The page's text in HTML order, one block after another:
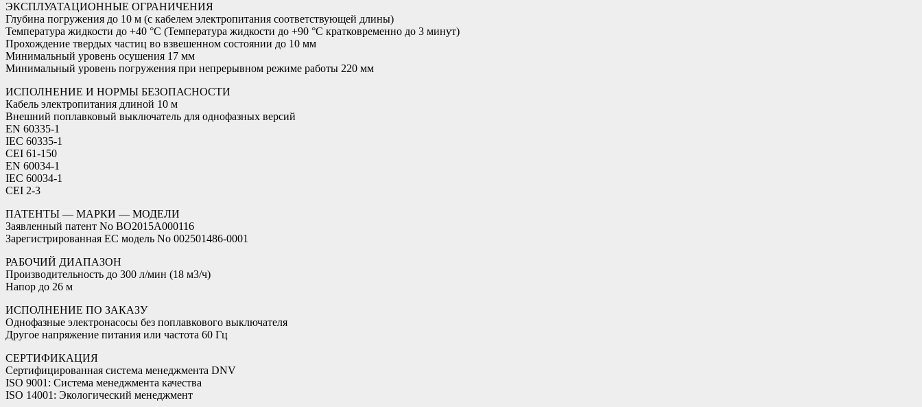
ЭКСПЛУАТАЦИОННЫЕ ОГРАНИЧЕНИЯ
Глубина погружения до 10 м (с кабелем электропитания соответствующей длины)
Температура жидкости до +40 °C (Температура жидкости до +90 °C кратковременно до 3 минут)
Прохождение твердых частиц во взвешенном состоянии до 10 мм
Минимальный уровень осушения 17 мм
Минимальный уровень погружения при непрерывном режиме работы 220 мм
ИСПОЛНЕНИЕ И НОРМЫ БЕЗОПАСНОСТИ
Кабель электропитания длиной 10 м
Внешний поплавковый выключатель для однофазных версий
EN 60335-1
IEC 60335-1
CEI 61-150
EN 60034-1
IEC 60034-1
CEI 2-3
ПАТЕНТЫ — МАРКИ — МОДЕЛИ
Заявленный патент No BO2015A000116
Зарегистрированная ЕС модель No 002501486-0001
РАБОЧИЙ ДИАПАЗОН
Производительность до 300 л/мин (18 м3/ч)
Напор до 26 м
ИСПОЛНЕНИЕ ПО ЗАКАЗУ
Однофазные электронасосы без поплавкового выключателя
Другое напряжение питания или частота 60 Гц
СЕРТИФИКАЦИЯ
Сертифицированная система менеджмента DNV
ISO 9001: Система менеджмента качества
ISO 14001: Экологический менеджмент